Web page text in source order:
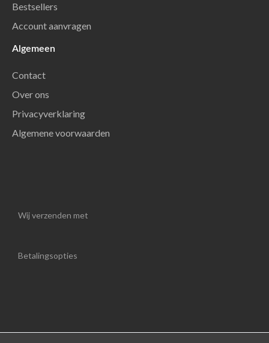
Bestsellers
Account aanvragen
Algemeen
Contact
Over ons
Privacyverklaring
Algemene voorwaarden
Wij verzenden met
Betalingsopties